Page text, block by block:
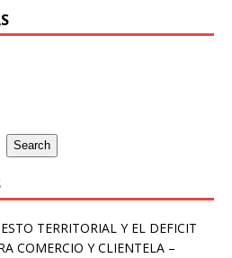
Search
TERRITORIAL Y EL DEFICIT
COMERCIO Y CLIENTELA –